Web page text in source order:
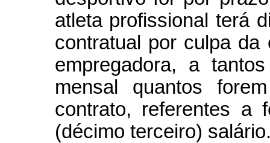
atleta profissional terá
contratual por culpa da
empregadora, a
mensal quantos
contrato, referentes a
(décimo terceiro)